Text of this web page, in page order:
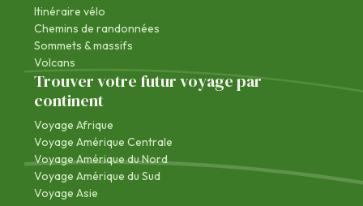
Itinéraire vélo
Chemins de randonnées
Sommets & massifs
Volcans
Trouver votre futur voyage par
continent
Voyage Afrique
Voyage Amérique Centrale
Voyage Amérique du Nord
Voyage Amérique du Sud
Voyage Asie